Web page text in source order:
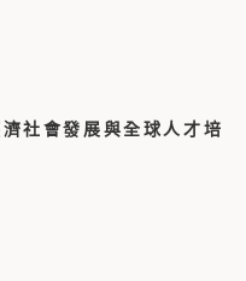
社會發展與全球人才培